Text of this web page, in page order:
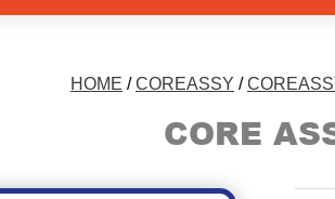
HOME /COREASSY /
CORE